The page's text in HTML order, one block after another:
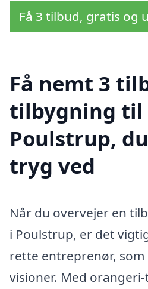
Få 3 tilbud, gratis og
Få nemt 3
tilbygning til
Poulstrup,
tryg ved
Når du overvejer en
i Poulstrup, er det
rette entreprenør, som
visioner. Med